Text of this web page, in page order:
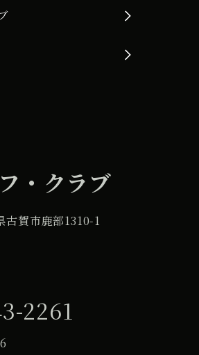
・クラブ
古賀市鹿部1310-1
2261